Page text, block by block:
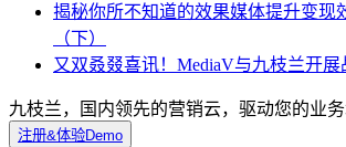
揭秘你所不知道的效果媒体提升变现
（下）
又双叒叕喜讯！MediaV与九枝兰开展
九枝兰，国内领先的营销云，驱动您的业
注册&体验Demo